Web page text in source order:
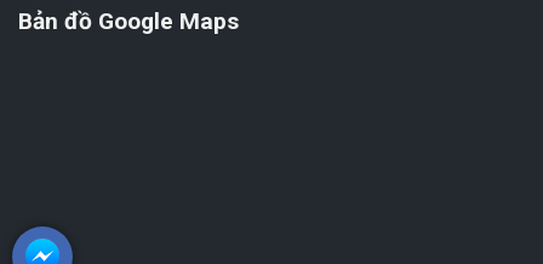
Bản đồ Google Maps